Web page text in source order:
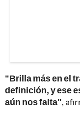
"Brilla más en el
definición, y ese
aún nos falta",